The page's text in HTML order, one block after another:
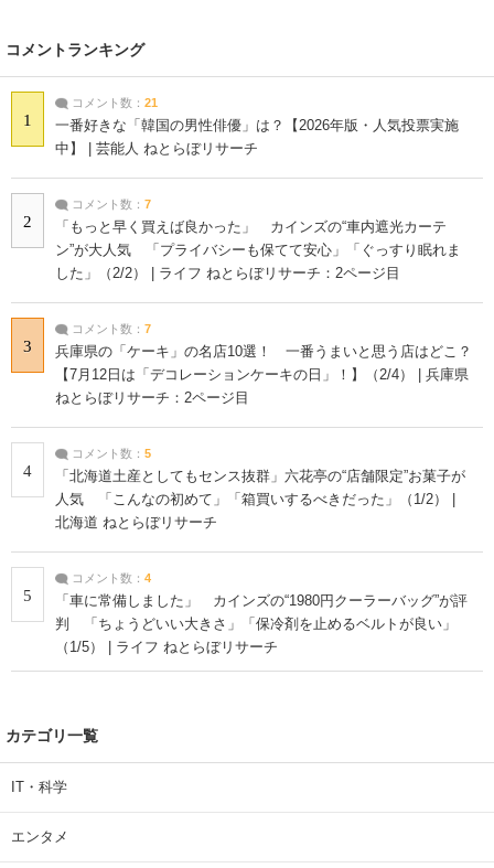
コメントランキング
1
コメント数： 21
一番好きな「韓国の男性俳優」は？【2026年版・人気投票実施
中】 | 芸能人 ねとらぼリサーチ
2
コメント数： 7
「もっと早く買えば良かった」 カインズの“車内遮光カーテ
ン”が大人気 「プライバシーも保てて安心」「ぐっすり眠れま
した」（2/2） | ライフ ねとらぼリサーチ：2ページ目
3
コメント数： 7
兵庫県の「ケーキ」の名店10選！ 一番うまいと思う店はどこ？
【7月12日は「デコレーションケーキの日」！】（2/4） | 兵庫県
ねとらぼリサーチ：2ページ目
4
コメント数： 5
「北海道土産としてもセンス抜群」六花亭の“店舗限定”お菓子が
人気 「こんなの初めて」「箱買いするべきだった」（1/2） |
北海道 ねとらぼリサーチ
5
コメント数： 4
「車に常備しました」 カインズの“1980円クーラーバッグ”が評
判 「ちょうどいい大きさ」「保冷剤を止めるベルトが良い」
（1/5） | ライフ ねとらぼリサーチ
カテゴリ一覧
IT・科学
エンタメ